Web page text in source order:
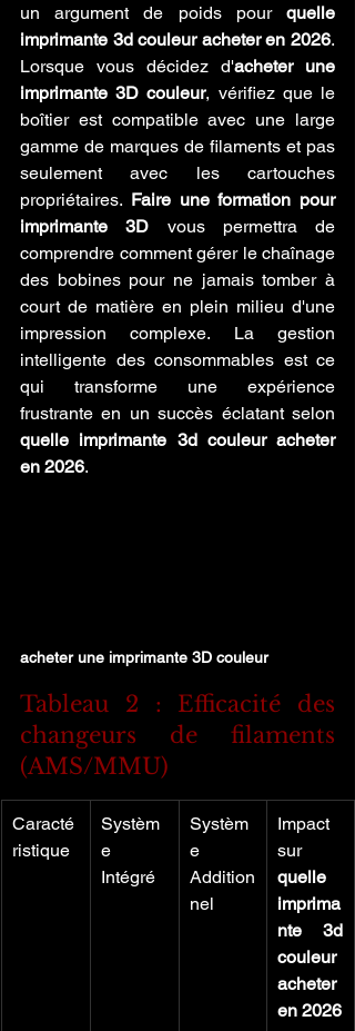
un argument de poids pour quelle
imprimante 3d couleur acheter en 2026.
Lorsque vous décidez d'acheter une
imprimante 3D couleur, vérifiez que le
boîtier est compatible avec une large
gamme de marques de filaments et pas
seulement avec les cartouches
propriétaires. Faire une formation pour
imprimante 3D vous permettra de
comprendre comment gérer le chaînage
des bobines pour ne jamais tomber à
court de matière en plein milieu d'une
impression complexe. La gestion
intelligente des consommables est ce
qui transforme une expérience
quelle imprimante 3d couleur acheter
en 2026.
acheter une imprimante 3D couleur
Tableau 2 : Efficacité des
changeurs de filaments
(AMS/MMU)
Caracté
ristique
Systèm
e
Intégré
Systèm
e
Addition
nel
Impact
sur
quelle
imprima
nte 3d
couleur
acheter
en 2026